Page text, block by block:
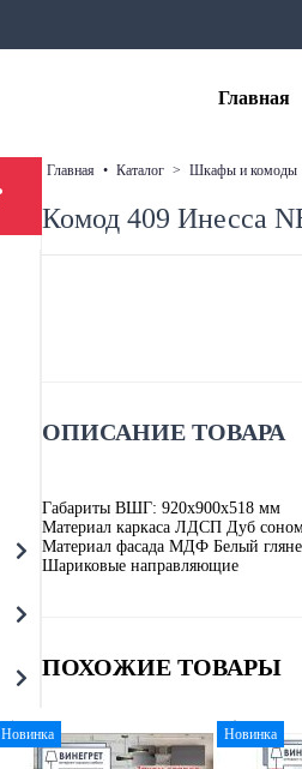
Главная
главная • каталог > шкафы и комоды
Комод 409 Инесса
ОПИСАНИЕ ТОВАРА
Габариты ВШГ: 920х900х518 мм
Материал каркаса ЛДСП Дуб
Материал фасада МДФ Белый
Шариковые направляющие
ПОХОЖИЕ ТОВАРЫ
Новинка Новинка